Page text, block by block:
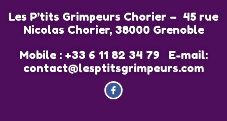
Les P’tits Grimpeurs Chorier – 45 rue
Nicolas Chorier, 38000 Grenoble
Mobile : +33 6 11 82 34 79 E-mail:
contact@lesptitsgrimpeurs.com